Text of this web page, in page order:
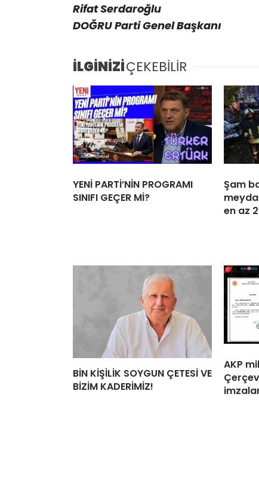
Rifat Serdaroğlu
DOĞRU Parti Genel Başkanı
İLGİNİZİÇEKEBİLİR
YENİ PARTİ’NİN PROGRAMI
SINIFI GEÇER Mİ?
Şam
en az
BİN KİŞİLİK SOYGUN ÇETESİ VE
BİZİM KADERİMİZ!
AKP